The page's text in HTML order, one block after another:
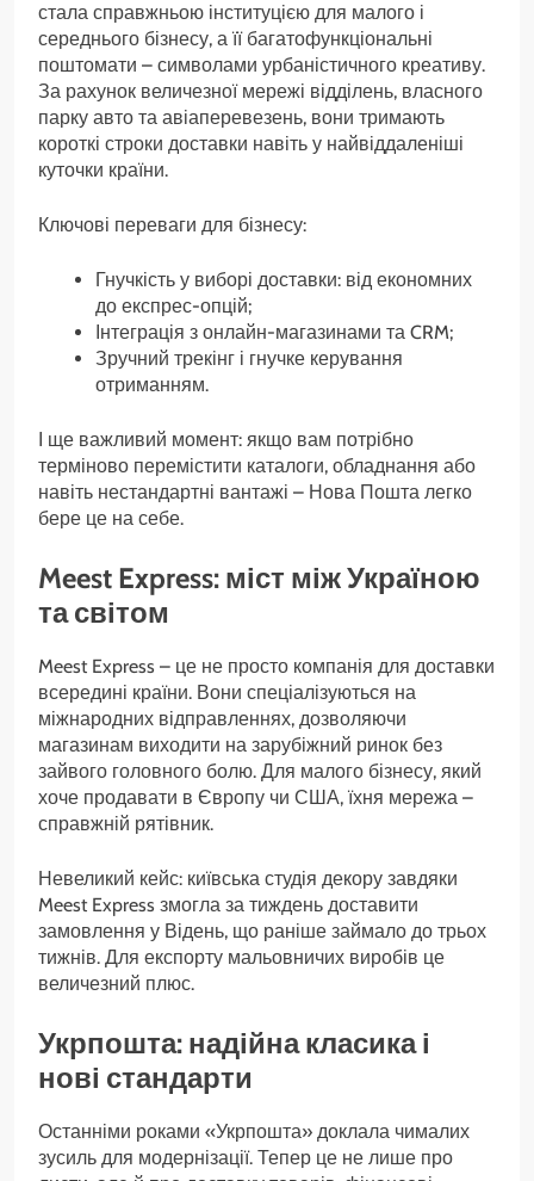
стала справжньою інституцією для малого і
середнього бізнесу, а її багатофункціональні
поштомати – символами урбаністичного креативу.
За рахунок величезної мережі відділень, власного
парку авто та авіаперевезень, вони тримають
короткі строки доставки навіть у найвіддаленіші
куточки країни.
Ключові переваги для бізнесу:
Гнучкість у виборі доставки: від економних
до експрес-опцій;
Інтеграція з онлайн-магазинами та CRM;
Зручний трекінг і гнучке керування
отриманням.
І ще важливий момент: якщо вам потрібно
терміново перемістити каталоги, обладнання або
навіть нестандартні вантажі – Нова Пошта легко
бере це на себе.
Meest Express: міст між Україною
та світом
Meest Express – це не просто компанія для доставки
всередині країни. Вони спеціалізуються на
міжнародних відправленнях, дозволяючи
магазинам виходити на зарубіжний ринок без
зайвого головного болю. Для малого бізнесу, який
хоче продавати в Європу чи США, їхня мережа –
справжній рятівник.
Невеликий кейс: київська студія декору завдяки
Meest Express змогла за тиждень доставити
замовлення у Відень, що раніше займало до трьох
тижнів. Для експорту мальовничих виробів це
величезний плюс.
Укрпошта: надійна класика і
нові стандарти
Останніми роками «Укрпошта» доклала чималих
зусиль для модернізації. Тепер це не лише про